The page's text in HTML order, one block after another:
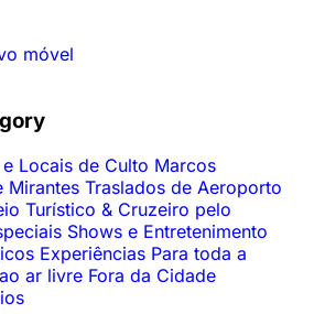
móvel
Locais de Culto Marcos
Mirantes Traslados de Aeroporto
Turístico & Cruzeiro pelo
Shows e Entretenimento
Experiências Para toda a
ar livre Fora da Cidade